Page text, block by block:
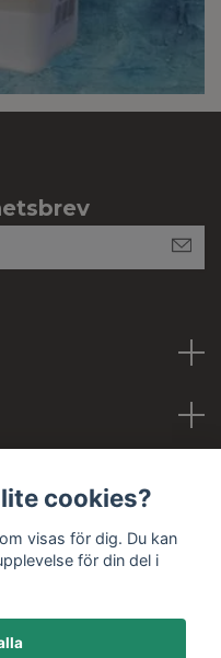
cookies?
visas för dig. Du kan
för din del i